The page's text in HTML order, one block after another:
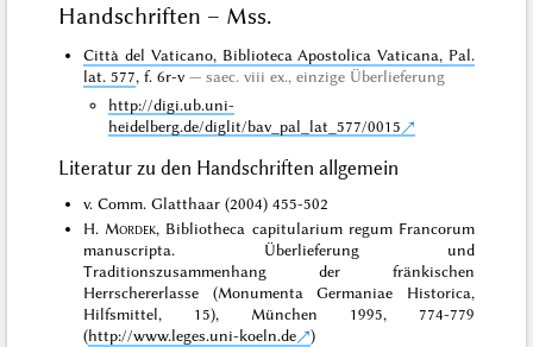
Handschriften – Mss.
Città del Vaticano, Biblioteca Apostolica Vaticana, Pal.
lat. 577, f. 6r-v saec. viii ex.,einzige Überlieferung
http://digi.ub.uni-
heidelberg.de/diglit/bav_pal_lat_577/0015
Literatur zu den Handschriften allgemein
v. Comm. Glatthaar (2004) 455-502
H. Mordek, Bibliotheca capitularium regum Francorum
manuscripta. Überlieferung und
Traditionszusammenhang der fränkischen
Herrschererlasse (Monumenta Germaniae Historica,
Hilfsmittel, 15), München 1995, 774-779
(http://www.leges.uni-koeln.de )